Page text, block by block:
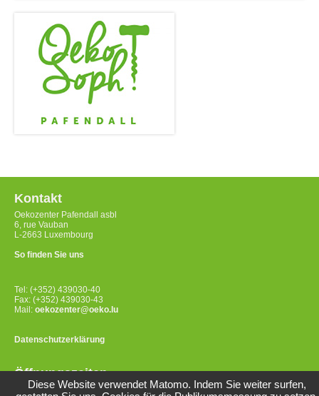
Kontakt
Oekozenter Pafendall asbl
6, rue Vauban
L-2663 Luxembourg
So finden Sie uns
Tel: (+352) 439030-40
Fax: (+352) 439030-43
Mail: oekozenter@oeko.lu
Datenschutzerklärung
Öffnungszeiten
Montag bis Freitag
Diese Website verwendet Matomo. Indem Sie weiter surfen,